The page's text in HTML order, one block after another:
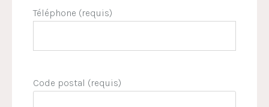
Téléphone (requis)
Code postal (requis)